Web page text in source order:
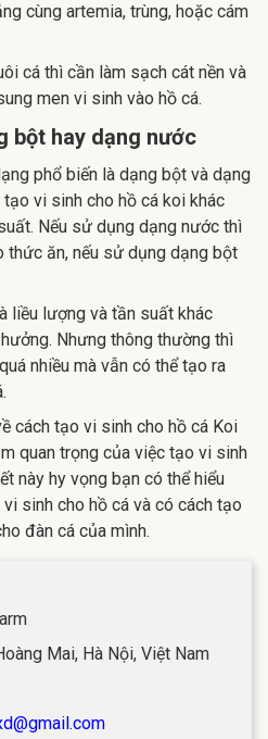
cùng artemia, trùng, hoặc cám
cá thì cần làm sạch cát nền và
men vi sinh vào hồ cá.
bột hay dạng nước
phổ biến là dạng bột và dạng
vi sinh cho hồ cá koi khác
Nếu sử dụng dạng nước thì
thức ăn, nếu sử dụng dạng bột
liều lượng và tần suất khác
Nhưng thông thường thì
nhiều mà vẫn có thể tạo ra
cách tạo vi sinh cho hồ cá Koi
quan trọng của việc tạo vi sinh
này hy vọng bạn có thể hiểu
sinh cho hồ cá và có cách tạo
đàn cá của mình.
Mai, Hà Nội, Việt Nam